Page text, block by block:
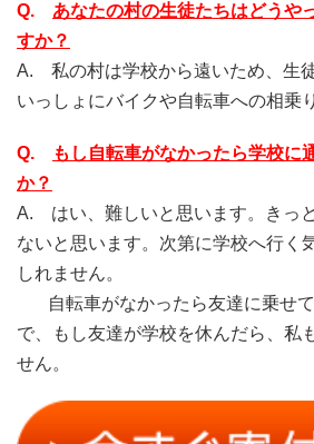
Q. あなたの村の生徒たちはどうや
すか？
A. 私の村は学校から遠いため、生
いっしょにバイクや自転車への相乗
Q.
もし自転車がなかったら学校に
か？
A. はい、難しいと思います。きっ
ないと思います。次第に学校へ行く
しれません。
自転車がなかったら友達に乗せて
で、もし友達が学校を休んだら、私
せん。